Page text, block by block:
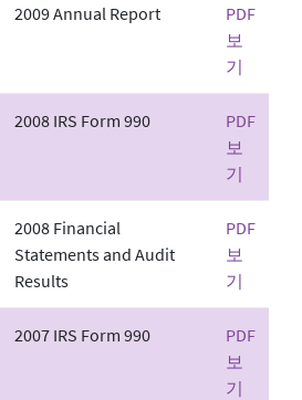
2009 Annual Report
PDF
보
기
2008 IRS Form 990
PDF
보
기
2008 Financial
Statements and Audit
Results
PDF
보
기
2007 IRS Form 990
PDF
보
기